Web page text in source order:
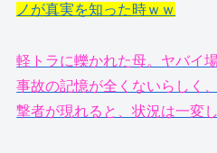
ノが真実を知った時ｗｗ
軽トラに轢かれた母。ヤバイ
事故の記憶が全くないらしく
撃者が現れると、状況は一変